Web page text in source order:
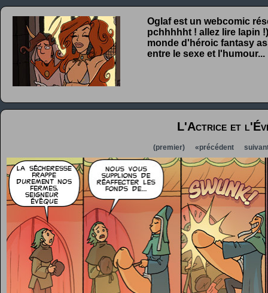
Oglaf est un webcomic
pchhhhht ! allez lire lapin
monde d'héroic fantasy
entre le sexe et l'humour...
L'Actrice et
(premier) «précédent